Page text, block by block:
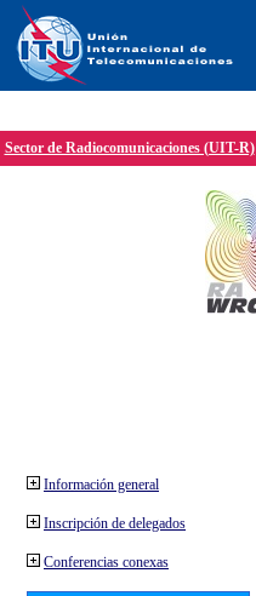
Sector de Radiocomunicaciones (UIT-R)
Información general
Inscripción de delegados
Conferencias conexas